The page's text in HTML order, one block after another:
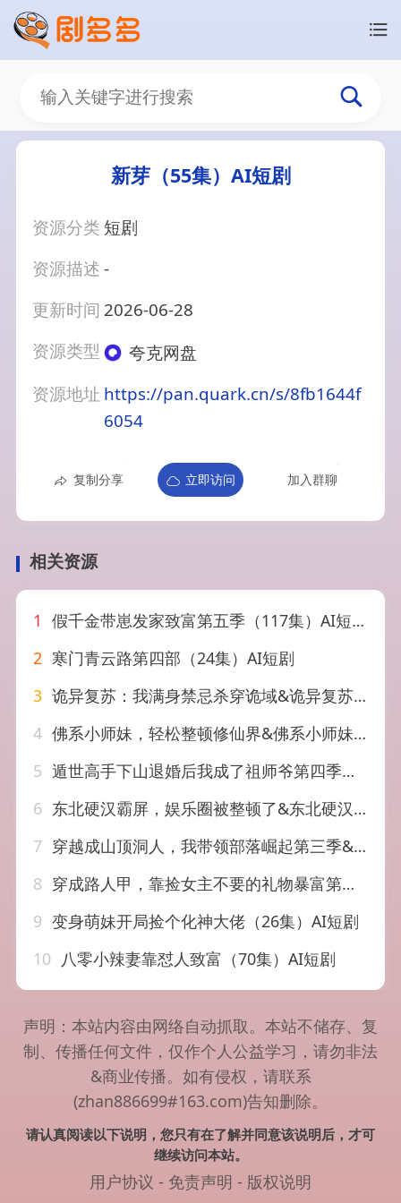
新芽（55集）AI短剧
资源分类 短剧
资源描述-
更新时间 2026-06-28
资源类型
夸克网盘
资源地址 https://pan.quark.cn/s/8fb1644f
6054
复制分享 立即访问 加入群聊
相关资源
1 假千金带崽发家致富第五季（117集）AI短剧
2 寒门青云路第四部（24集）AI短剧
3 诡异复苏：我满身禁忌杀穿诡域&诡异复苏我满身禁忌杀穿诡域（48集）AI短剧
4 佛系小师妹，轻松整顿修仙界&佛系小师妹轻松整顿修仙界（46集）AI短剧
5 遁世高手下山退婚后我成了祖师爷第四季（93集）AI短剧
6 东北硬汉霸屏，娱乐圈被整顿了&东北硬汉霸屏娱乐圈被整顿了（30集）AI短剧
7 穿越成山顶洞人，我带领部落崛起第三季&穿越成山顶洞人我带领部落崛起第三季（36集）AI短剧
8 穿成路人甲，靠捡女主不要的礼物暴富第二季&穿成路人甲靠捡女主不要的礼物暴富第二季（30集）AI短剧
9 变身萌妹开局捡个化神大佬（26集）AI短剧
10 八零小辣妻靠怼人致富（70集）AI短剧
声明：本站内容由网络自动抓取。本站不储存、复
制、传播任何文件，仅作个人公益学习，请勿非法
&商业传播。如有侵权，请联系
(zhan886699#163.com)告知删除。
请认真阅读以下说明，您只有在了解并同意该说明后，才可
继续访问本站。
用户协议 - 免责声明 - 版权说明